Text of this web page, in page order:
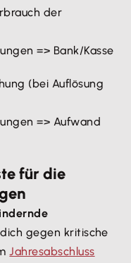
der
=> Bank/Kasse
(bei Auflösung
=> Aufwand
für die
gegen kritische
Jahresabschluss